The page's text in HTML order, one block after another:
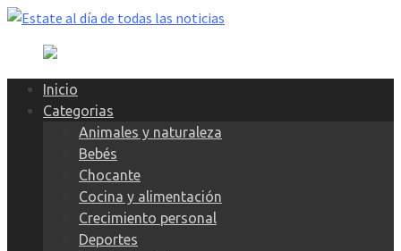
Skip
content
Inicio
Categorias
Animales y naturaleza
Bebés
Chocante
Cocina y alimentación
Crecimiento personal
Deportes